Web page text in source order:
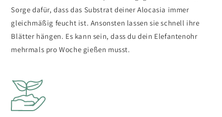
Sorge dafür, dass das Substrat deiner Alocasia immer
gleichmäßig feucht ist. Ansonsten lassen sie schnell ihre
Blätter hängen. Es kann sein, dass du dein Elefantenohr
mehrmals pro Woche gießen musst.